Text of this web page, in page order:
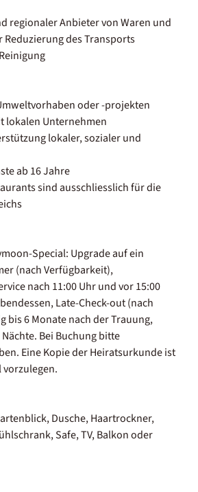
regionaler Anbieter von Waren und
des Transports
oder -projekten
lokalen Unternehmen
lokaler, sozialer und
ab 16 Jahre
sind ausschliesslich für die
Special: Upgrade auf ein
(nach Verfügbarkeit),
nach 11:00 Uhr und vor 15:00
Late-Check-out (nach
bis 6 Monate nach der Trauung,
Bei Buchung bitte
Eine Kopie der Heiratsurkunde ist
Dusche, Haartrockner,
Safe, TV, Balkon oder